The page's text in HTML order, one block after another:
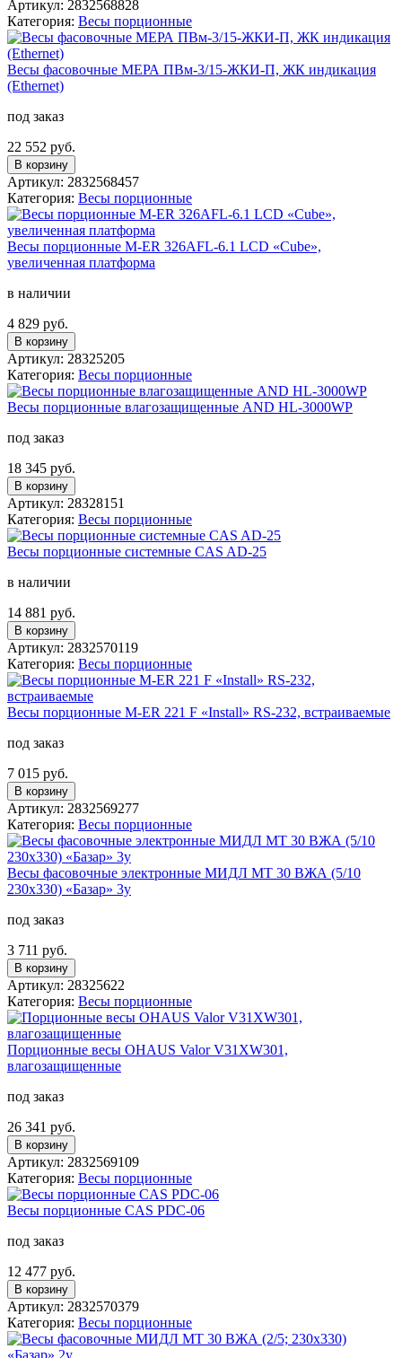
Артикул: 2832568828
Категория: Весы порционные
Весы фасовочные МЕРА ПВм-3/15-ЖКИ-П, ЖК индикация
(Ethernet)
под заказ
22 552 руб.
В корзину
Артикул: 2832568457
Категория: Весы порционные
Весы порционные M-ER 326AFL-6.1 LCD «Cube»,
увеличенная платформа
в наличии
4 829 руб.
В корзину
Артикул: 28325205
Категория: Весы порционные
Вeсы порционные влагозащищенные AND HL-3000WP
под заказ
18 345 руб.
В корзину
Артикул: 28328151
Категория: Весы порционные
Весы порционные системные CAS AD-25
в наличии
14 881 руб.
В корзину
Артикул: 2832570119
Категория: Весы порционные
Весы порционные M-ER 221 F «Install»​​ RS-232, встраиваемые
под заказ
7 015 руб.
В корзину
Артикул: 2832569277
Категория: Весы порционные
Весы фасовочные электронные МИДЛ МТ 30 ВЖА (5/10
230х330) «Базар» 3у
под заказ
3 711 руб.
В корзину
Артикул: 28325622
Категория: Весы порционные
Порционные весы OHAUS Valor V31XW301,
влагозащищенные
под заказ
26 341 руб.
В корзину
Артикул: 2832569109
Категория: Весы порционные
Весы порционные CAS PDC-06
под заказ
12 477 руб.
В корзину
Артикул: 2832570379
Категория: Весы порционные